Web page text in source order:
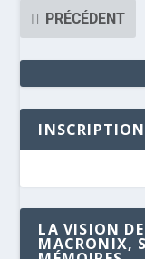
PRÉCÉDENT
LA VISION
MACRONIX,